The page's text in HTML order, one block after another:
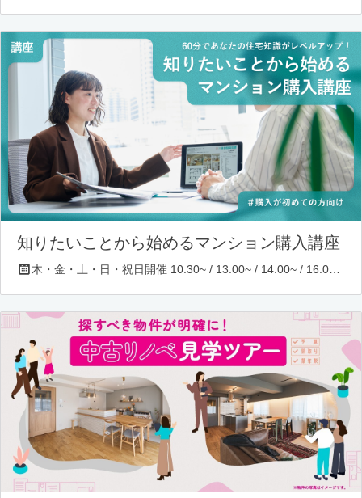
知りたいことから始めるマンション購入講座